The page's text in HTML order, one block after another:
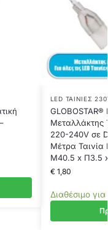
LED ΤΑΙΝΊΕΣ
GLOBOSTAR®
Μεταλλάκτης
220-240V σε
Μέτρα Ταινία
Μ40.5 x Π3.5
€1,80
Διαθέσιμο